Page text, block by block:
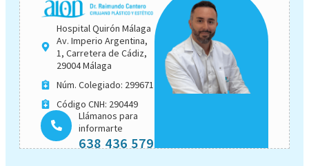
Hospital Quirón Málaga
Av. Imperio Argentina,
1, Carretera de Cádiz,
29004 Málaga
Núm. Colegiado: 299671
Código CNH: 290449
Llámanos para
informarte
638 436 579